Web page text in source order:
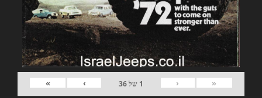
«
‹
1 של36
›
»